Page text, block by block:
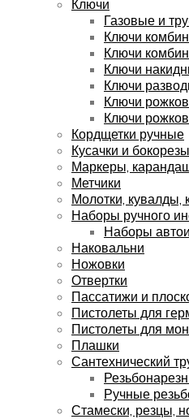
Ключи
Газовые и
Ключи
Ключи
Ключи
Ключи
Ключи
Ключи
Кордщетки ручные
Кусачки и бокорезы
Маркеры,
Метчики
Молотки, кувалды,
Наборы ручного
Наборы
Наковальни
Ножовки
Отвертки
Пассатижи и
Пистолеты для
Пистолеты для
Плашки
Сантехнический
Ручные
Стамески, резцы,